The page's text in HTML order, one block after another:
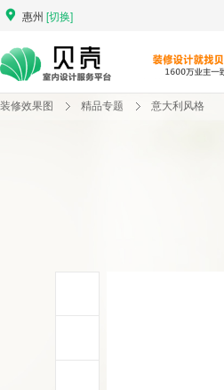
惠州 [切换]
装修效果图 精品专题 意大利风格